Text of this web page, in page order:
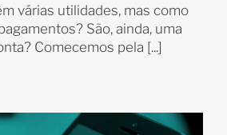
várias utilidades, mas como
São, ainda, uma
Comecemos pela [...]